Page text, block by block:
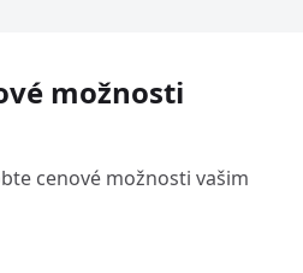
možnosti
cenové možnosti vašim